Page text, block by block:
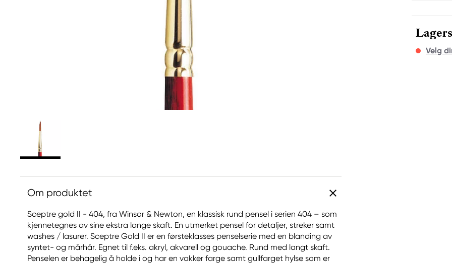
Velg
Om produktet
Sceptre gold II - 404, fra Winsor & Newton, en klassisk rund pensel i serien 404 – som
kjennetegnes av sine ekstra lange skaft. En utmerket pensel for detaljer, streker samt
washes / lasurer. Sceptre Gold II er en førsteklasses penselserie med en blanding av
syntet- og mårhår. Egnet til f.eks. akryl, akvarell og gouache. Rund med langt skaft.
Penselen er behagelig å holde i og har en vakker farge samt gullfarget hylse som er